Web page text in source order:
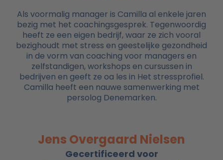
Als voormalig manager is Camilla al enkele jaren
bezig met het coachingsgesprek. Tegenwoordig
heeft ze een eigen bedrijf, waar ze zich vooral
bezighoudt met stress en geestelijke gezondheid
in de vorm van coaching voor managers en
zelfstandigen, workshops en cursussen in
bedrijven en geeft ze oa les in Het stressprofiel.
Camilla heeft een nauwe samenwerking met
persolog Denemarken.
Jens Overgaard Nielsen
Gecertificeerd voor